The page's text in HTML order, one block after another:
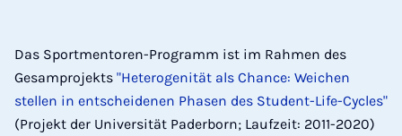
Das Sportmentoren-Programm ist im Rahmen des
Gesamprojekts "Heterogenität als Chance: Weichen
stellen in entscheidenen Phasen des Student-Life-Cycles"
(Projekt der Universität Paderborn; Laufzeit: 2011-2020)